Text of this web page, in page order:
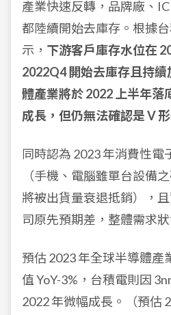
產業快速反轉，品牌廠、
都陸續開始去庫存。根據
示， 下游客戶庫存水位在
2022Q4 開始去庫存且持
體產業將於 2022 上半年落
成長，但仍無法確認是 V
同時認為 2023 年消費性電
（手機、電腦雖單台設備
將被出貨量衰退抵銷），
司原先預期差，整體需求
預估 2023 年全球半導體產
值 YoY-3%，台積電則因
2022 年微幅成長。（預估